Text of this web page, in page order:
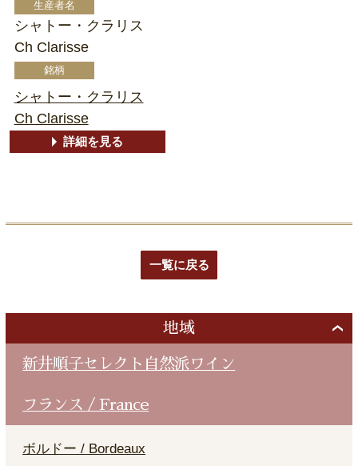
シャトー・クラリス
Ch Clarisse
シャトー・クラリス
Ch Clarisse
詳細を見る
一覧に戻る
地域
新井順子セレクト自然派ワイン
フランス / France
ボルドー / Bordeaux